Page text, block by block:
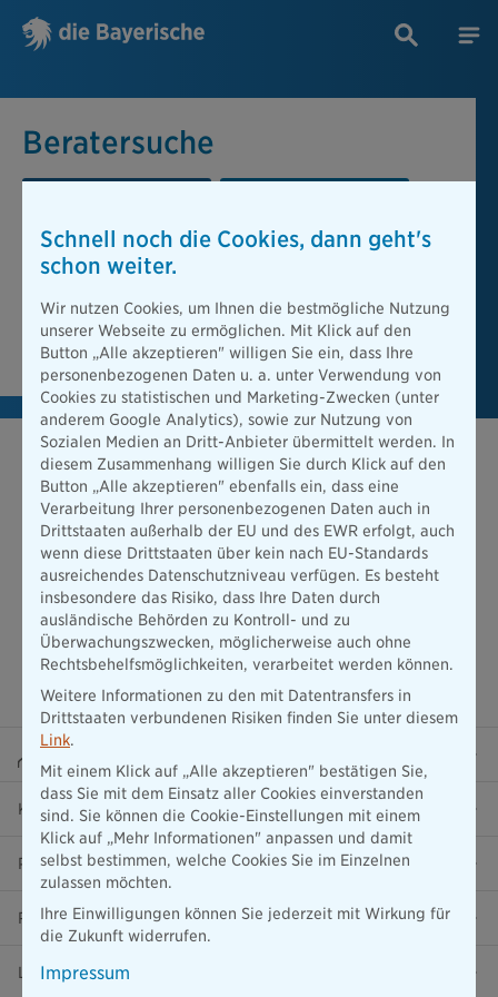
Beratersuche
Beratersuche
PLZ oder Ort
Berater finden
Karriere
Presse
Ratgeber
Lob & Kritik
Schnell noch die Cookies, dann geht's
schon weiter.
Wir nutzen Cookies, um Ihnen die bestmögliche Nutzung
unserer Webseite zu ermöglichen. Mit Klick auf den
Button „Alle akzeptieren" willigen Sie ein, dass Ihre
personenbezogenen Daten u. a. unter Verwendung von
Cookies zu statistischen und Marketing-Zwecken (unter
anderem Google Analytics), sowie zur Nutzung von
Sozialen Medien an Dritt-Anbieter übermittelt werden. In
diesem Zusammenhang willigen Sie durch Klick auf den
Button „Alle akzeptieren" ebenfalls ein, dass eine
Verarbeitung Ihrer personenbezogenen Daten auch in
Drittstaaten außerhalb der EU und des EWR erfolgt, auch
wenn diese Drittstaaten über kein nach EU-Standards
ausreichendes Datenschutzniveau verfügen. Es besteht
insbesondere das Risiko, dass Ihre Daten durch
ausländische Behörden zu Kontroll- und zu
Überwachungszwecken, möglicherweise auch ohne
Rechtsbehelfsmöglichkeiten, verarbeitet werden können.
Weitere Informationen zu den mit Datentransfers in
Drittstaaten verbundenen Risiken finden Sie unter diesem
Link.
Mit einem Klick auf „Alle akzeptieren" bestätigen Sie,
dass Sie mit dem Einsatz aller Cookies einverstanden
sind. Sie können die Cookie-Einstellungen mit einem
Klick auf „Mehr Informationen" anpassen und damit
selbst bestimmen, welche Cookies Sie im Einzelnen
zulassen möchten.
Ihre Einwilligungen können Sie jederzeit mit Wirkung für
die Zukunft widerrufen.
Impressum